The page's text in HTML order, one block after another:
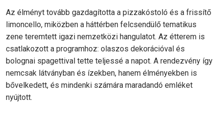
Az élményt tovább gazdagította a pizzakóstoló és a frissítő
limoncello, miközben a háttérben felcsendülő tematikus
zene teremtett igazi nemzetközi hangulatot. Az étterem is
csatlakozott a programhoz: olaszos dekorációval és
bolognai spagettival tette teljessé a napot. A rendezvény így
nemcsak látványban és ízekben, hanem élményekben is
bővelkedett, és mindenki számára maradandó emléket
nyújtott.